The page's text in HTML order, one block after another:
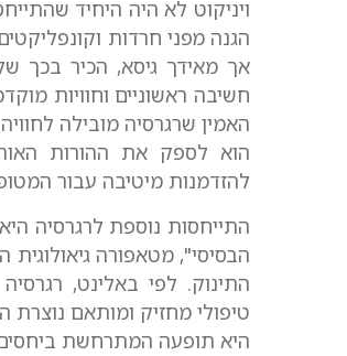
ויניקוט לא היה היחיד
הגנה מפני חרדות
אך מאידך גיסא, הכיר בכך
חשיבה ראשוניים וחוויות
האמין שרגרסיה מובילה
הוא לספק את ההורות
להזדמנות מיטיבה עבור
התייחסות נוספת לרגרסיה
הבסיסי", מטאפורה
התינוק. לפי באלינט,
טיפולי מחזיק ומותאם
היא תופעה המתרחשת